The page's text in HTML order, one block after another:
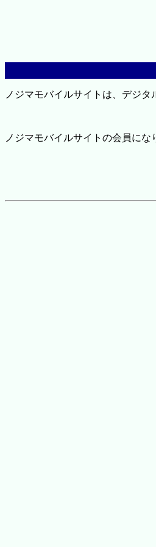
ノジマモバイルサイトは、デジ
ノジマモバイルサイトの会員に